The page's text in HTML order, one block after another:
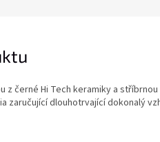
z černé Hi Tech keramiky a
zaručující dlouhotrvající dokonalý